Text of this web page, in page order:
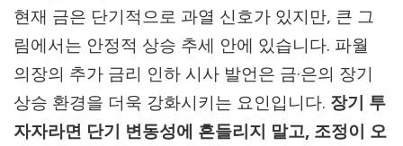
현재 금은 단기적으로 과열 신호가 있지만, 큰 그
림에서는 안정적 상승 추세 안에 있습니다. 파월
의장의 추가 금리 인하 시사 발언은 금·은의 장기
상승 환경을 더욱 강화시키는 요인입니다. 장기 투
자자라면 단기 변동성에 흔들리지 말고, 조정이 오